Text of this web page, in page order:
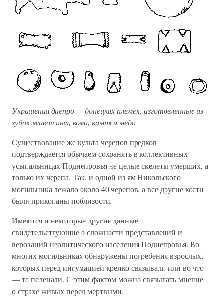
Украшения днепро — донецких племен, изготовленные из
зубов животных, коми, камня и меди
Существование же культа черепов предков
подтверждается обычаем сохранять в коллективных
усыпальницах Поднепровья не целые скелеты умерших, а
только их черепа. Так, и одной из ям Никольского
могильника лежало около 40 черепов, а все другие кости
были прикопаны поблизости.
Имеются и некоторые другие данные,
свидетельствующие о сложности представлений и
верований неолитического населения Поднепровья. Во
многих могильниках обнаружены погребения взрослых,
которых перед ингумацией крепко связывали или во что
— то пеленали. С этим фактом можно связывать мнение
о страхе живых перед мертвыми.